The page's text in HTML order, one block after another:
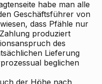
habe man alle
Geschäftsführer von
dass Pfähle nur
produziert
des
Lieferung
beglichen
der Höhe nach